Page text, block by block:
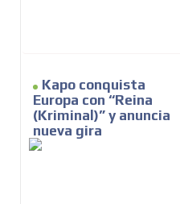
Kapo conquista
Europa con “Reina
(Kriminal)” y anuncia
nueva gira